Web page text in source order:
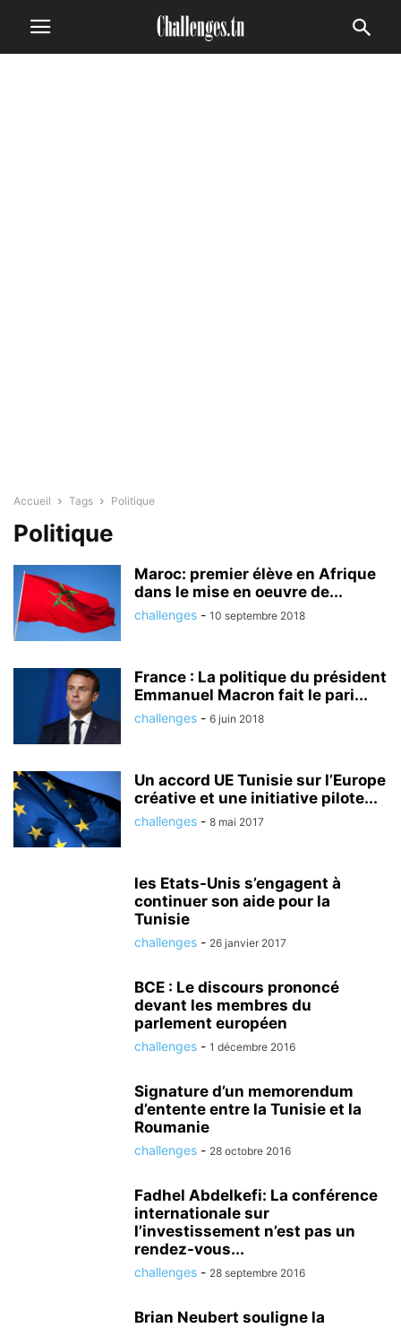
Accueil Tags Politique
Politique
Maroc: premier élève en Afrique
dans le mise en oeuvre de...
challenges - 10 septembre 2018
France : La politique du président
Emmanuel Macron fait le pari...
challenges - 6 juin 2018
Un accord UE Tunisie sur l’Europe
créative et une initiative pilote...
challenges - 8 mai 2017
les Etats-Unis s’engagent à
continuer son aide pour la
Tunisie
challenges - 26 janvier 2017
BCE : Le discours prononcé
devant les membres du
parlement européen
challenges - 1 décembre 2016
Signature d’un memorendum
d’entente entre la Tunisie et la
Roumanie
challenges - 28 octobre 2016
Fadhel Abdelkefi: La conférence
internationale sur
l’investissement n’est pas un
rendez-vous...
challenges - 28 septembre 2016
Brian Neubert souligne la